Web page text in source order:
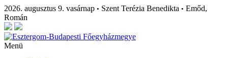
2026. augusztus 9. vasárnap • Szent Terézia Benedikta • Emőd,
Román
Menü